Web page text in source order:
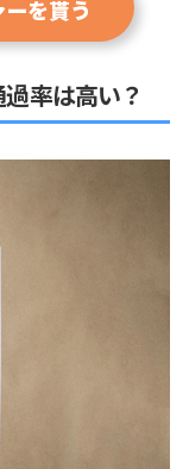
を貰う
率は高い？